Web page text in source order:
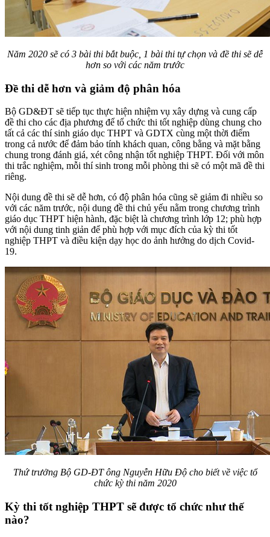
Năm 2020 sẽ có 3 bài thi bắt buộc, 1 bài thi tự chọn và đề thi sẽ dễ
hơn so với các năm trước
Đề thi dễ hơn và giảm độ phân hóa
Bộ GD&ĐT sẽ tiếp tục thực hiện nhiệm vụ xây dựng và cung cấp
đề thi cho các địa phương để tổ chức thi tốt nghiệp dùng chung cho
tất cả các thí sinh giáo dục THPT và GDTX cùng một thời điểm
trong cả nước để đảm bảo tính khách quan, công bằng và mặt bằng
chung trong đánh giá, xét công nhận tốt nghiệp THPT. Đối với môn
thi trắc nghiệm, mỗi thí sinh trong mỗi phòng thi sẽ có một mã đề thi
riêng.
Nội dung đề thi sẽ dễ hơn, có độ phân hóa cũng sẽ giảm đi nhiều so
với các năm trước, nội dung đề thi chủ yếu nằm trong chương trình
giáo dục THPT hiện hành, đặc biệt là chương trình lớp 12; phù hợp
với nội dung tinh giản để phù hợp với mục đích của kỳ thi tốt
nghiệp THPT và điều kiện dạy học do ảnh hưởng do dịch Covid-
19.
Thứ trưởng Bộ GD-ĐT ông Nguyễn Hữu Độ cho biết về việc tổ
chức kỳ thi năm 2020
Kỳ thi tốt nghiệp THPT sẽ được tổ chức như thế
nào?